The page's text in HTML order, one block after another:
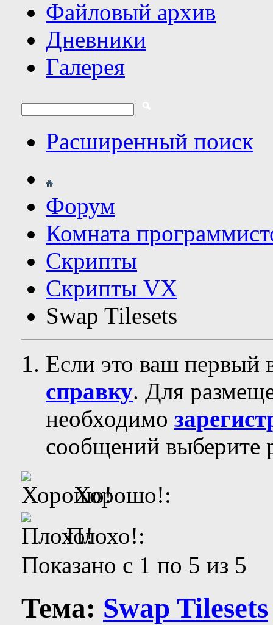
Файловый архив
Дневники
Галерея
Расширенный поиск
Форум
Комната
Скрипты
Скрипты VX
Swap Tilesets
Если это ваш первый
справку. Для
необходимо
сообщений выберите
Хорошо!:
Плохо!:
Показано с 1 по 5 из 5
Тема: Swap Tilesets